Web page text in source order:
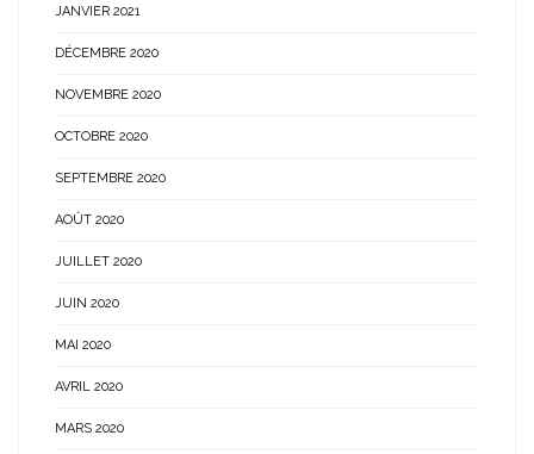
JANVIER 2021
DÉCEMBRE 2020
NOVEMBRE 2020
OCTOBRE 2020
SEPTEMBRE 2020
AOÛT 2020
JUILLET 2020
JUIN 2020
MAI 2020
AVRIL 2020
MARS 2020